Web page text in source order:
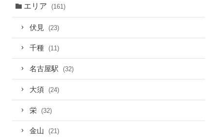
エリア (161)
伏見 (23)
千種 (11)
名古屋駅 (32)
大須 (24)
栄 (32)
金山 (21)